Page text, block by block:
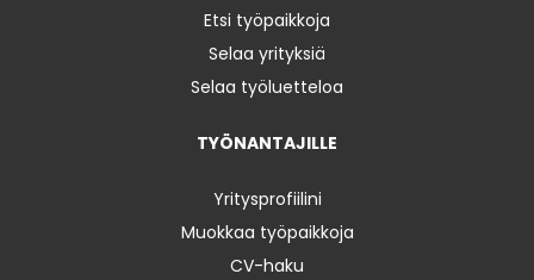
Etsi työpaikkoja
Selaa yrityksiä
Selaa työluetteloa
TYÖNANTAJILLE
Yritysprofiilini
Muokkaa työpaikkoja
CV-haku